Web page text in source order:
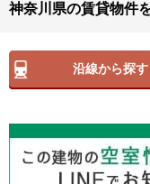
神奈川県の賃貸物件
沿線から探す